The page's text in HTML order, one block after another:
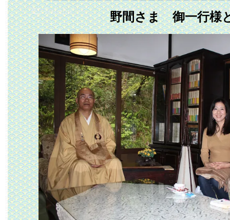
野間さま 御一行様